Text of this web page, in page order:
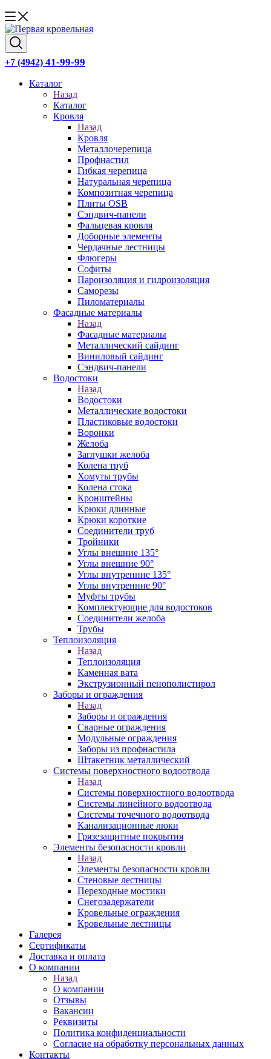
+7 (4942) 41-99-99
Каталог
Назад
Каталог
Кровля
Назад
Кровля
Металлочерепица
Профнастил
Гибкая черепица
Натуральная черепица
Композитная черепица
Плиты OSB
Сэндвич-панели
Фальцевая кровля
Доборные элементы
Чердачные лестницы
Флюгеры
Софиты
Пароизоляция и гидроизоляция
Саморезы
Пиломатериалы
Фасадные материалы
Назад
Фасадные материалы
Металлический сайдинг
Виниловый сайдинг
Сэндвич-панели
Водостоки
Назад
Водостоки
Металлические водостоки
Пластиковые водостоки
Воронки
Желоба
Заглушки желоба
Колена труб
Хомуты трубы
Колена стока
Кронштейны
Крюки длинные
Крюки короткие
Соединители труб
Тройники
Углы внешние 135°
Углы внешние 90°
Углы внутренние 135°
Углы внутренние 90°
Муфты трубы
Комплектующие для водостоков
Соединители желоба
Трубы
Теплоизоляция
Назад
Теплоизоляция
Каменная вата
Экструзионный пенополистирол
Заборы и ограждения
Назад
Заборы и ограждения
Сварные ограждения
Модульные ограждения
Заборы из профнастила
Штакетник металлический
Системы поверхностного водоотвода
Назад
Системы поверхностного водоотвода
Системы линейного водоотвода
Системы точечного водоотвода
Канализационные люки
Грязезащитные покрытия
Элементы безопасности кровли
Назад
Элементы безопасности кровли
Стеновые лестницы
Переходные мостики
Снегозадержатели
Кровельные ограждения
Кровельные лестницы
Галерея
Сертификаты
Доставка и оплата
О компании
Назад
О компании
Отзывы
Вакансии
Реквизиты
Политика конфиденциальности
Согласие на обработку персональных данных
Контакты